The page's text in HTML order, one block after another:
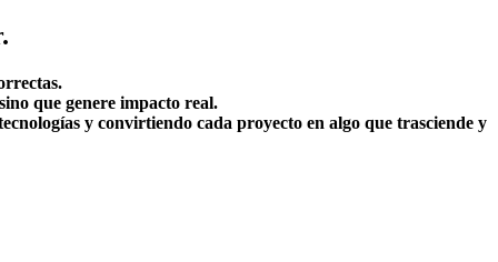
que genere impacto real.
y convirtiendo cada proyecto en algo que trasciende y